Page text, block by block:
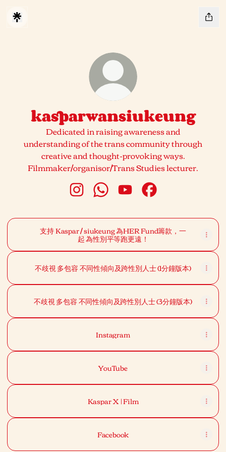
kasparwansiukeung
Dedicated in raising awareness and
understanding of the trans community through
creative and thought-provoking ways.
Filmmaker/organisor/Trans Studies lecturer.
kasparwansiukeung Instagram
kasparwansiukeung WhatsApp
kasparwansiukeung
支持 Kaspar / siukeung 為HER Fund籌款，一
起 為性別平等跑更遠！
不歧視 多包容 不同性傾向及跨性別人士 (1分鐘版本)
不歧視 多包容 不同性傾向及跨性別人士 (3分鐘版本)
Instagram
YouTube
Kaspar X | Film
Facebook